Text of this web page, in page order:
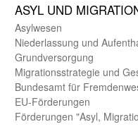
ASYL UND
Asyl­wesen
Nieder­lassung und
Grund­versorgung
Migrations­strategie und
Bundes­amt für
EU-Förde­rungen
Förderungen "Asyl,